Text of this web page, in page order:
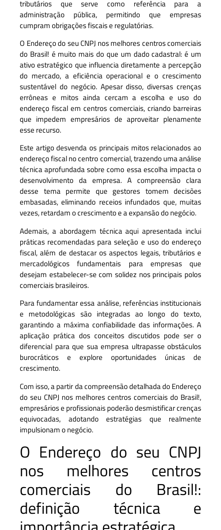
tributários que serve como referência para a
administração pública, permitindo que empresas
cumpram obrigações fiscais e regulatórias.
O Endereço do seu CNPJ nos melhores centros comerciais
do Brasil! é muito mais do que um dado cadastral: é um
ativo estratégico que influencia diretamente a percepção
do mercado, a eficiência operacional e o crescimento
sustentável do negócio. Apesar disso, diversas crenças
errôneas e mitos ainda cercam a escolha e uso do
endereço fiscal em centros comerciais, criando barreiras
que impedem empresários de aproveitar plenamente
esse recurso.
Este artigo desvenda os principais mitos relacionados ao
endereço fiscal no centro comercial, trazendo uma análise
técnica aprofundada sobre como essa escolha impacta o
desenvolvimento da empresa. A compreensão clara
desse tema permite que gestores tomem decisões
embasadas, eliminando receios infundados que, muitas
vezes, retardam o crescimento e a expansão do negócio.
Ademais, a abordagem técnica aqui apresentada inclui
práticas recomendadas para seleção e uso do endereço
fiscal, além de destacar os aspectos legais, tributários e
mercadológicos fundamentais para empresas que
desejam estabelecer-se com solidez nos principais polos
comerciais brasileiros.
Para fundamentar essa análise, referências institucionais
e metodológicas são integradas ao longo do texto,
garantindo a máxima confiabilidade das informações. A
aplicação prática dos conceitos discutidos pode ser o
diferencial para que sua empresa ultrapasse obstáculos
burocráticos e explore oportunidades únicas de
crescimento.
Com isso, a partir da compreensão detalhada do Endereço
do seu CNPJ nos melhores centros comerciais do Brasil!,
empresários e profissionais poderão desmistificar crenças
equivocadas, adotando estratégias que realmente
impulsionam o negócio.
O Endereço do seu CNPJ
nos melhores centros
comerciais do Brasil!:
definição técnica e